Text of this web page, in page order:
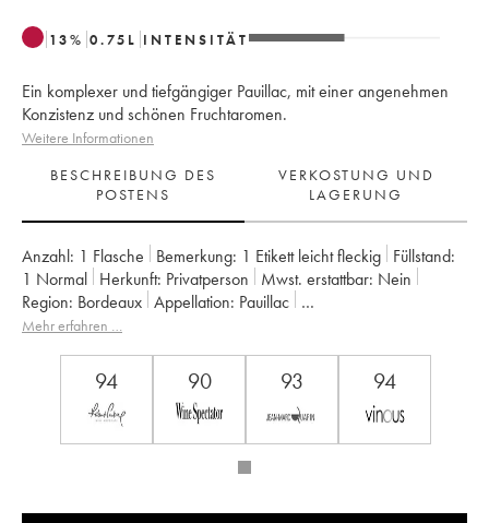
13% 0.75 L INTENSITÄT
Ein komplexer und tiefgängiger Pauillac, mit einer angenehmen
Konzistenz und schönen Fruchtaromen.
Weitere Informationen
BESCHREIBUNG DES
POSTENS
VERKOSTUNG UND
LAGERUNG
Anzahl: 1 Flasche Bemerkung: 1 Etikett leicht fleckig Füllstand:
1 Normal Herkunft: privatperson Mwst. erstattbar:
nein
Region:
Bordeaux Appellation: Pauillac
Klassifizierung:
Mehr erfahren …
94 90 93 94